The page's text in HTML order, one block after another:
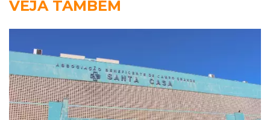
VEJA TAMBÉM